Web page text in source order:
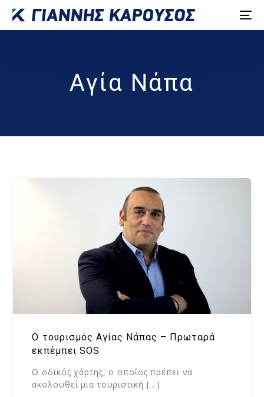
Αγία Νάπα
Ο τουρισμός Αγίας Νάπας – Πρωταρά
εκπέμπει SOS
Ο οδικός χάρτης, o οποίος πρέπει να
ακολουθεί μια τουριστική […]